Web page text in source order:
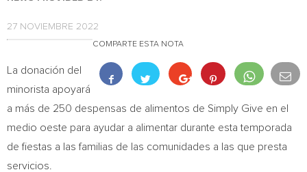
27 NOVIEMBRE 2022
COMPARTE ESTA NOTA
La donación del
minorista apoyará
a más de 250 despensas de alimentos de Simply Give en el
medio oeste para ayudar a alimentar durante esta temporada
de fiestas a las familias de las comunidades a las que presta
servicios.